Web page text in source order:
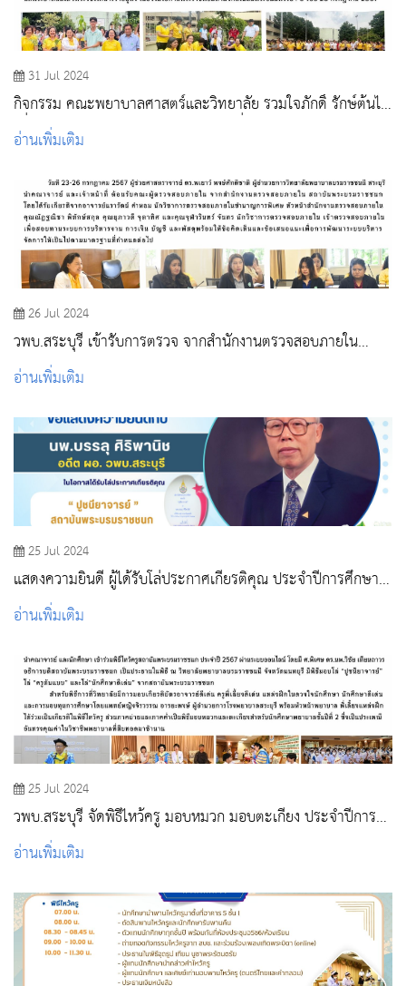
31 Jul 2024
กิจกรรม คณะพยาบาลศาสตร์และวิทยาลัย รวมใจภักดิ์ รักษ์ต้นไม้
เพื่อแผ่นดิน 30 วิทยาลัย 60,000 ต้น เนื่องในโอกาสพระราชพิธี
มหามงคลเฉลิมพระชนมพรรษา 6 รอบ 28 กรกฎาคม 2567
อ่านเพิ่มเติม
26 Jul 2024
วพบ.สระบุรี เข้ารับการตรวจ จากสำนักงานตรวจสอบภายใน
สถาบันพระบรมราชชนก
อ่านเพิ่มเติม
25 Jul 2024
แสดงความยินดี ผู้ได้รับโล่ประกาศเกียรติคุณ ประจำปีการศึกษา
2567 สถาบันพระบรมราชชนก
อ่านเพิ่มเติม
25 Jul 2024
วพบ.สระบุรี จัดพิธีไหว้ครู มอบหมวก มอบตะเกียง ประจำปีการ
ศึกษา 2567
อ่านเพิ่มเติม